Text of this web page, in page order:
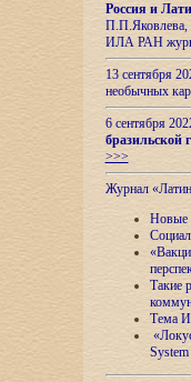
Россия и
П.П.Яковлева,
ИЛА РАН
13 сентября
необычных
6 сентября
бразильской
>>>
Журнал
Новые
Такие
Тема